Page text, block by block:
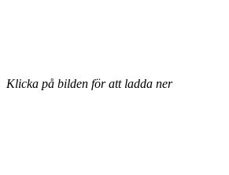
Klicka på bilden för att ladda ner